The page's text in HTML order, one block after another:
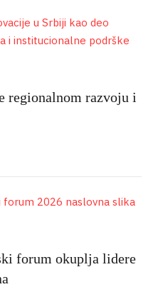
regionalnom razvoju i
forum okuplja lidere